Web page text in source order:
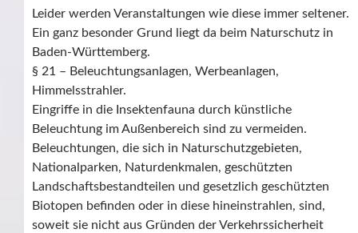
Leider werden Veranstaltungen wie diese immer seltener.
Ein ganz besonder Grund liegt da beim Naturschutz in
Baden-Württemberg.
§ 21 – Beleuchtungsanlagen, Werbeanlagen,
Himmelsstrahler.
Eingriffe in die Insektenfauna durch künstliche
Beleuchtung im Außenbereich sind zu vermeiden.
Beleuchtungen, die sich in Naturschutzgebieten,
Nationalparken, Naturdenkmalen, geschützten
Landschaftsbestandteilen und gesetzlich geschützten
Biotopen befinden oder in diese hineinstrahlen, sind,
soweit sie nicht aus Gründen der Verkehrssicherheit